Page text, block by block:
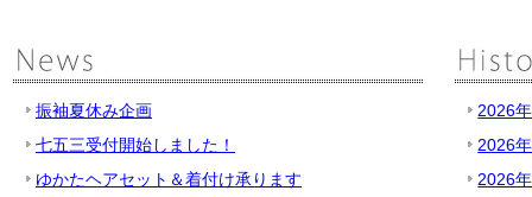
振袖夏休み企画
七五三受付開始しました！
ゆかたヘアセット＆着付け承ります
2026
2026
2026